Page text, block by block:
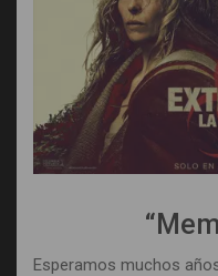
Esperamos muchos